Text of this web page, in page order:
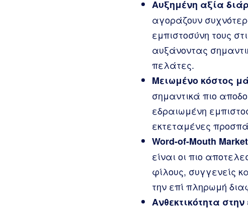
Αυξημένη αξία
αγοράζουν
εμπιστοσύνη τους
αυξάνοντας
πελάτες.
Μειωμένο κόστος
σημαντικά πιο
εδραιωμένη
εκτεταμένες
Word-of-Mouth
είναι οι πιο
φίλους, συγγενείς
την επί πληρωμή
Ανθεκτικότητα